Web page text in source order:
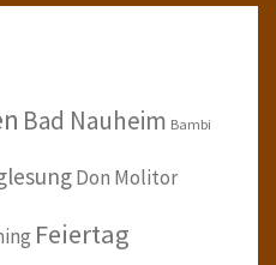
Bad Nauheim Bambi
Don Molitor
Feiertag